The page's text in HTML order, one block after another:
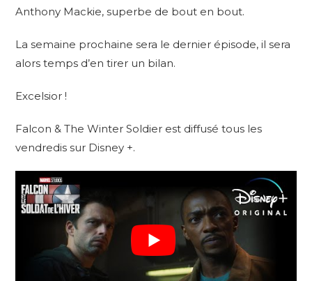
Anthony Mackie, superbe de bout en bout.
La semaine prochaine sera le dernier épisode, il sera
alors temps d’en tirer un bilan.
Excelsior !
Falcon & The Winter Soldier est diffusé tous les
vendredis sur Disney +.